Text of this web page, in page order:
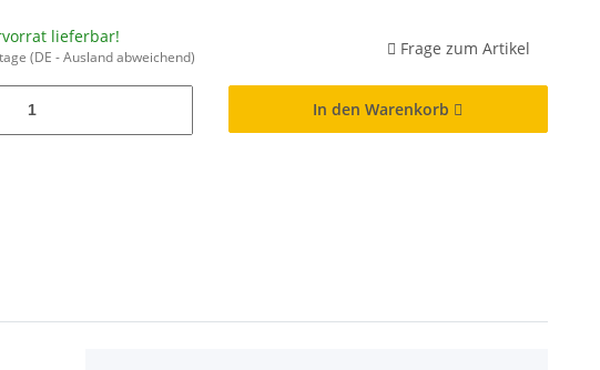
lieferbar!
(DE - Ausland abweichend) Frage zum Artikel
In den Warenkorb